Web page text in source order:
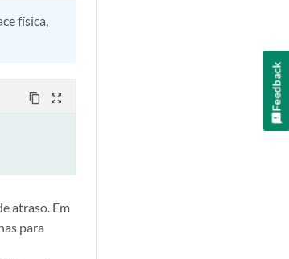
física,
content_copy zoom_out_map
atraso. Em
para
Feedback